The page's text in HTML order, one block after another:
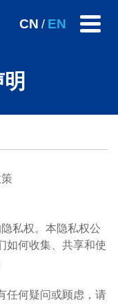
CN / EN
私权。本隐私权公
如何收集、共享和使
任何疑问或顾虑，请